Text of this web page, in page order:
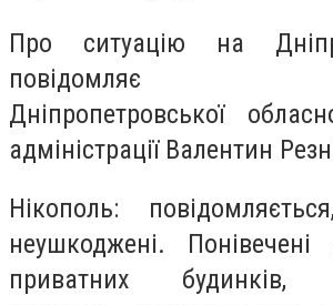
Про ситуацію на
повідомляє
Дніпропетровської
адміністрації Валентин
Нікополь:
неушкоджені. Понiвеченi
приватних будинків,